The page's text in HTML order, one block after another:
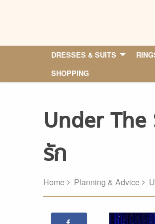
DRESSES & SUITS
SHOPPING
Under The
รัก
Home Planning & Advice